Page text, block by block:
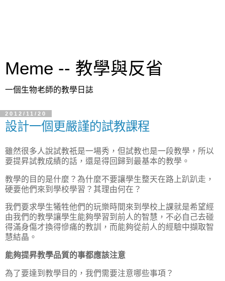
Meme -- 教學與反省
一個生物老師的教學日誌
2012/11/20
設計一個更嚴謹的試教課程
雖然很多人說試教祇是一場秀，但試教也是一段教學，所以
要提昇試教成績的話，還是得回歸到最基本的教學。
教學的目的是什麼？為什麼不要讓學生整天在路上趴趴走，
硬要他們來到學校學習？其理由何在？
我們要求學生犧牲他們的玩樂時間來到學校上課就是希望經
由我們的教學讓學生能夠學習到前人的智慧，不必自己去碰
得滿身傷才換得慘痛的教訓，而能夠從前人的經驗中擷取智
慧結晶。
能夠提昇教學品質的事都應該注意
為了要達到教學目的，我們需要注意哪些事項？